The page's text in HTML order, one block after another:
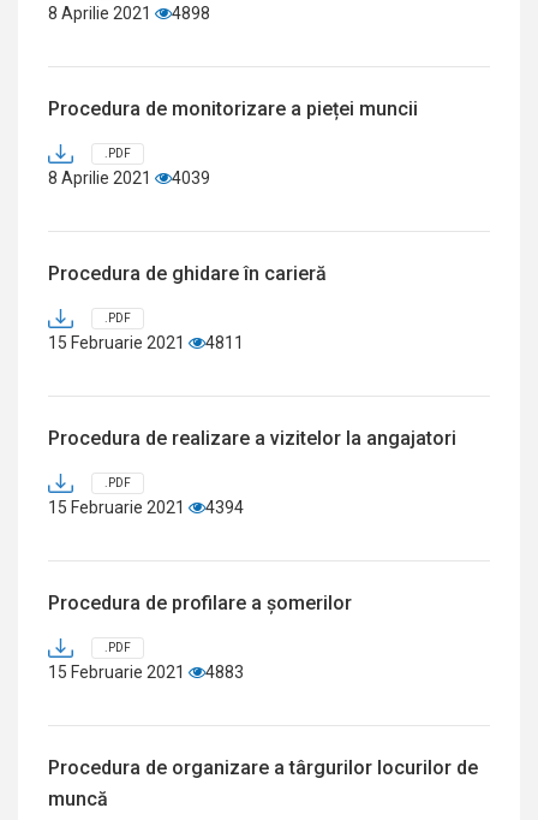
8 Aprilie 2021 4898
Procedura de monitorizare a pieței muncii
.PDF
8 Aprilie 2021 4039
Procedura de ghidare în carieră
.PDF
15 Februarie 2021 4811
Procedura de realizare a vizitelor la angajatori
.PDF
15 Februarie 2021 4394
Procedura de profilare a șomerilor
.PDF
15 Februarie 2021 4883
Procedura de organizare a târgurilor locurilor de
muncă